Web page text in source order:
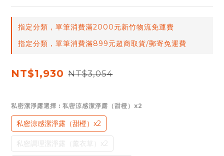
指定分類，單筆消費滿2000元新竹物流免運費
指定分類，單筆消費滿899元超商取貨/郵寄免運費
NT$1,930 NT$3,054
私密潔淨露選擇 : 私密涼感潔淨露（甜橙）x2
私密涼感潔淨露（甜橙）x2
私密調理潔淨露（薰衣草）x2